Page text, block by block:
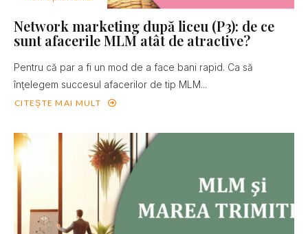
Network marketing după liceu (P3): de ce
sunt afacerile MLM atât de atractive?
Pentru că par a fi un mod de a face bani rapid. Ca să
înţelegem succesul afacerilor de tip MLM...
CITEȘTE MAI MULT